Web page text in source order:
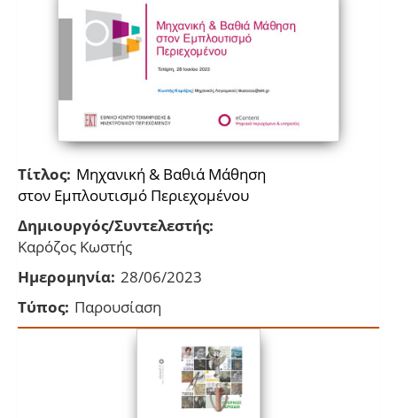
Τίτλος: Μηχανική & Βαθιά Μάθηση
στον Εμπλουτισμό Περιεχομένου
Δημιουργός/Συντελεστής:
Καρόζος Κωστής
Ημερομηνία: 28/06/2023
Τύπος: Παρουσίαση